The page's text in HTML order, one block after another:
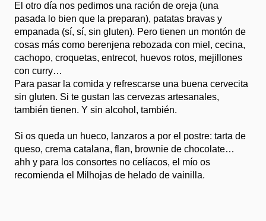
El otro día nos pedimos una ración de oreja (una
pasada lo bien que la preparan), patatas bravas y
empanada (sí, sí, sin gluten). Pero tienen un montón de
cosas más como berenjena rebozada con miel, cecina,
cachopo, croquetas, entrecot, huevos rotos, mejillones
con curry…
Para pasar la comida y refrescarse una buena cervecita
sin gluten. Si te gustan las cervezas artesanales,
también tienen. Y sin alcohol, también.
Si os queda un hueco, lanzaros a por el postre: tarta de
queso, crema catalana, flan, brownie de chocolate…
ahh y para los consortes no celíacos, el mío os
recomienda el Milhojas de helado de vainilla.